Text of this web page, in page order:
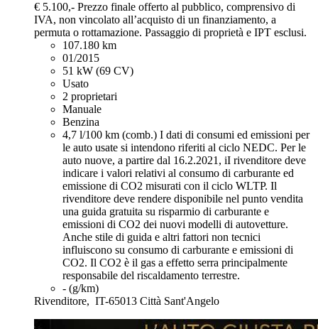
€ 5.100,- Prezzo finale offerto al pubblico, comprensivo di
IVA, non vincolato all’acquisto di un finanziamento, a
permuta o rottamazione. Passaggio di proprietà e IPT esclusi.
107.180 km
01/2015
51 kW (69 CV)
Usato
2 proprietari
Manuale
Benzina
4,7 l/100 km (comb.) I dati di consumi ed emissioni per
le auto usate si intendono riferiti al ciclo NEDC. Per le
auto nuove, a partire dal 16.2.2021, iI rivenditore deve
indicare i valori relativi al consumo di carburante ed
emissione di CO2 misurati con il ciclo WLTP. Il
rivenditore deve rendere disponibile nel punto vendita
una guida gratuita su risparmio di carburante e
emissioni di CO2 dei nuovi modelli di autovetture.
Anche stile di guida e altri fattori non tecnici
influiscono su consumo di carburante e emissioni di
CO2. Il CO2 è il gas a effetto serra principalmente
responsabile del riscaldamento terrestre.
- (g/km)
Rivenditore, IT-65013 Città Sant'Angelo